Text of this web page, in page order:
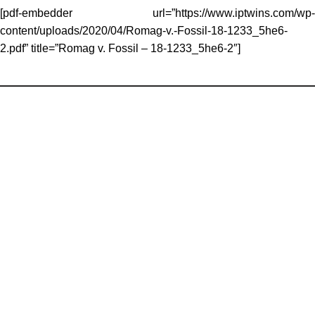
[pdf-embedder url=”https://www.iptwins.com/wp-
content/uploads/2020/04/Romag-v.-Fossil-18-1233_5he6-
2.pdf” title=”Romag v. Fossil – 18-1233_5he6-2″]